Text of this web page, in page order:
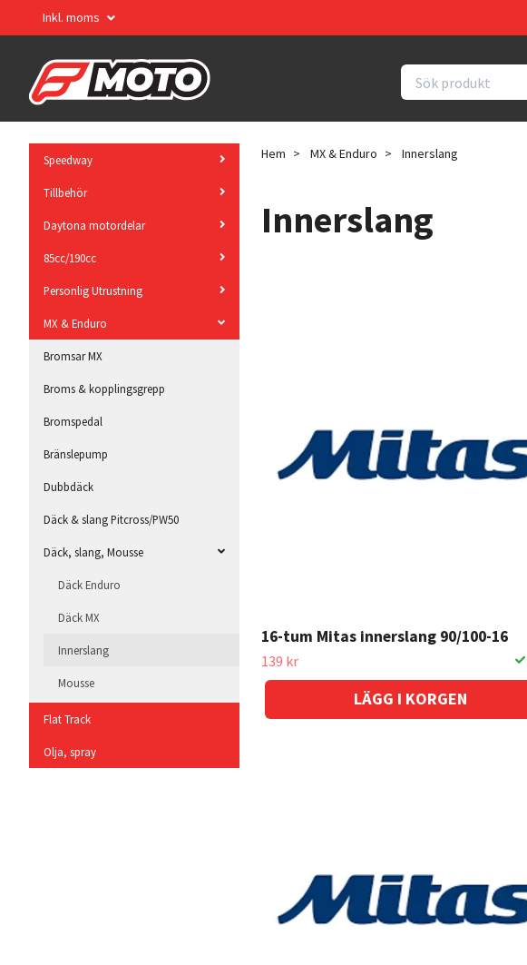
Inkl. moms
Speedway
Tillbehör
Daytona motordelar
85cc/190cc
Personlig Utrustning
MX & Enduro
Bromsar MX
Broms & kopplingsgrepp
Bromspedal
Bränslepump
Dubbdäck
Däck & slang Pitcross/PW50
Däck, slang, Mousse
Däck Enduro
Däck MX
Innerslang
Mousse
Däcklås
Fotpinnar MX
Flat Track
Olja, spray
Hem MX & Enduro Innerslang
Innerslang
16-tum Mitas innerslang 90/100-16
139 kr